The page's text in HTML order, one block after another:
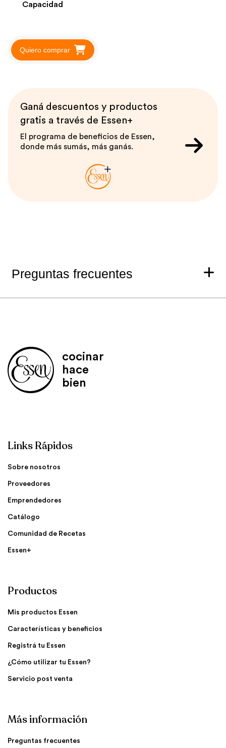
Capacidad
Quiero comprar
Ganá descuentos y productos
gratis a través de Essen+
El programa de beneficios de Essen,
donde más sumás, más ganás.
Preguntas frecuentes
cocinar
hace
bien
Links Rápidos
Sobre nosotros
Proveedores
Emprendedores
Catálogo
Comunidad de Recetas
Essen+
Productos
Mis productos Essen
Características y beneficios
Registrá tu Essen
¿Cómo utilizar tu Essen?
Servicio post venta
Más información
Preguntas frecuentes